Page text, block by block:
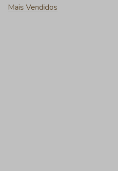
Mais Vendidos